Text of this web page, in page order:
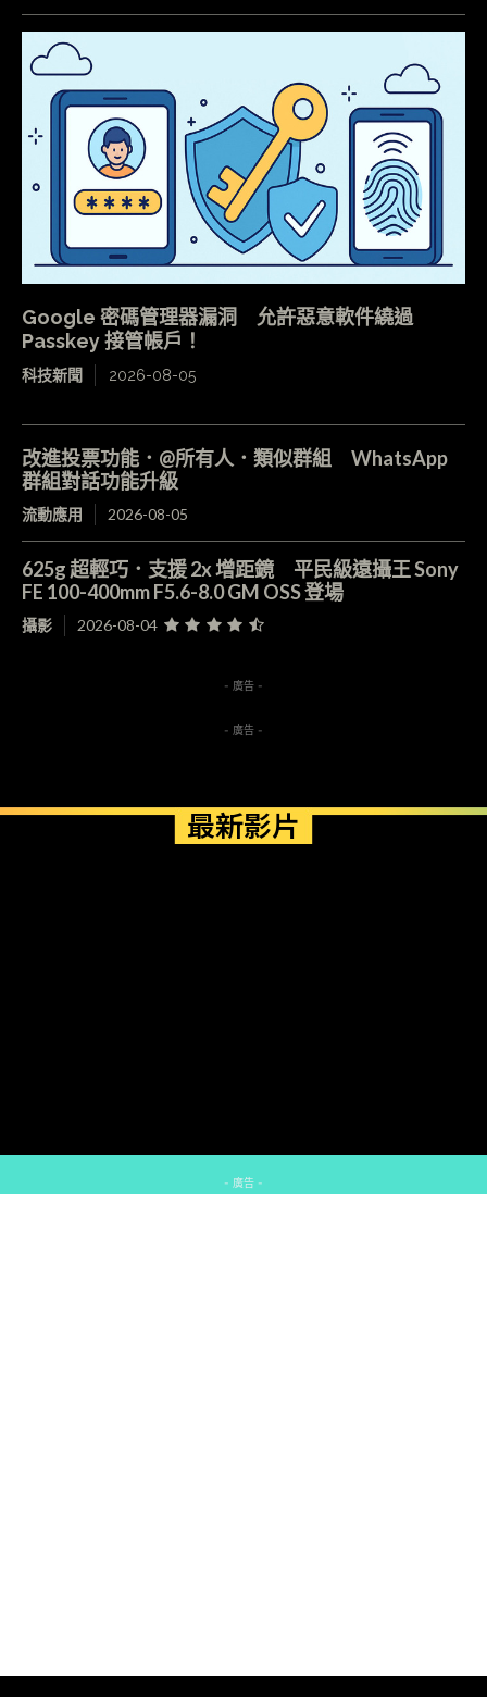
Google 密碼管理器漏洞 允許惡意軟件繞過
Passkey 接管帳戶！
科技新聞 2026-08-05
改進投票功能．@所有人．類似群組 WhatsApp
群組對話功能升級
流動應用 2026-08-05
625g 超輕巧．支援 2x 增距鏡 平民級遠攝王 Sony
FE 100-400mm F5.6-8.0 GM OSS 登場
攝影 2026-08-04
- 廣告 -
- 廣告 -
最新影片
- 廣告 -